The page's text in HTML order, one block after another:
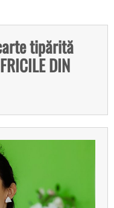
tipărită
DIN